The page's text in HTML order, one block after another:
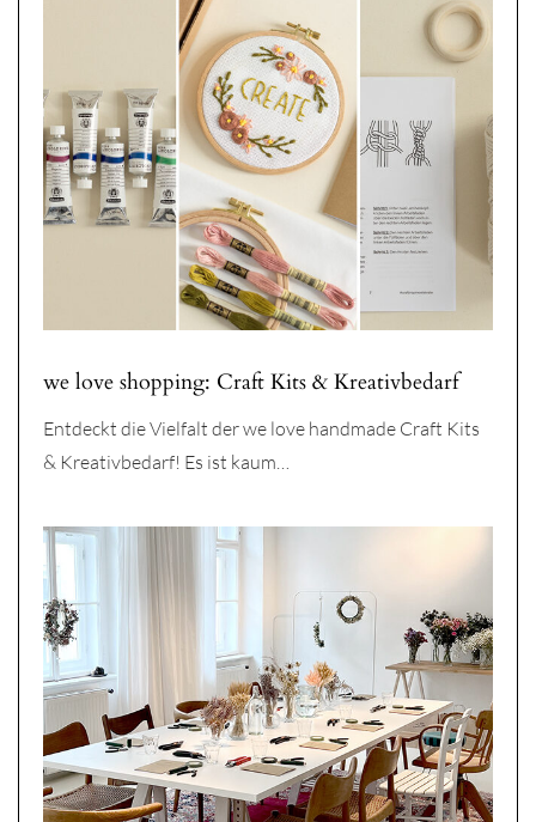
we love shopping: Craft Kits & Kreativbedarf
Entdeckt die Vielfalt der we love handmade Craft Kits
& Kreativbedarf! Es ist kaum…